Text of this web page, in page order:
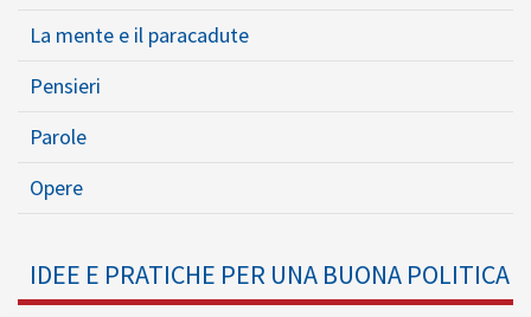
La mente e il paracadute
Pensieri
Parole
Opere
IDEE E PRATICHE PER UNA BUONA POLITICA